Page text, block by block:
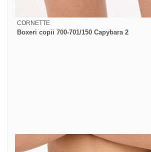
CORNETTE
Boxeri copii 700-701/150 Capybara 2